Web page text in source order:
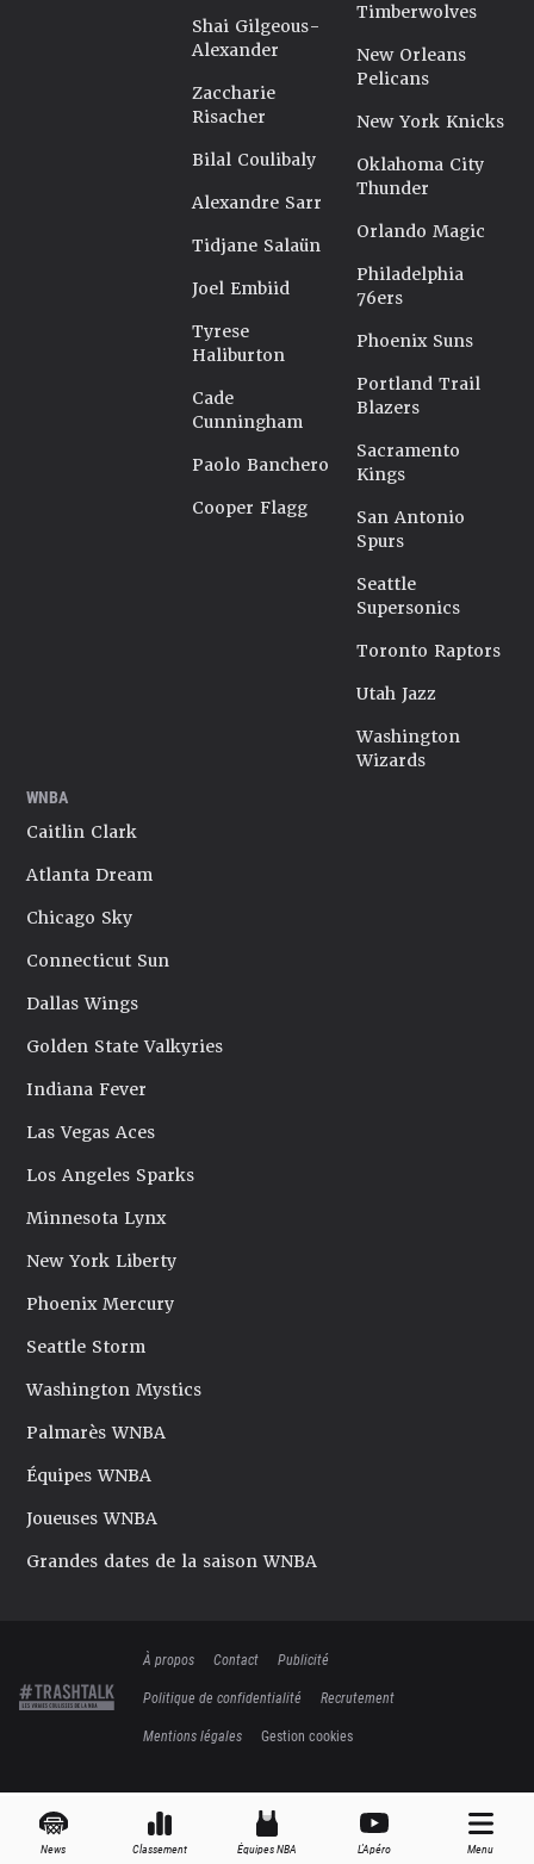
News Classement Équipes NBA L'Apéro Menu
Shai Gilgeous-
Alexander
Zaccharie
Risacher
Bilal Coulibaly
Alexandre Sarr
Tidjane Salaün
Joel Embiid
Tyrese
Haliburton
Cade
Cunningham
Paolo Banchero
Cooper Flagg
Timberwolves
New Orleans
Pelicans
New York Knicks
Oklahoma City
Thunder
Orlando Magic
Philadelphia
76ers
Phoenix Suns
Portland Trail
Blazers
Sacramento
Kings
San Antonio
Spurs
Seattle
Supersonics
Toronto Raptors
Utah Jazz
Washington
Wizards
WNBA
Caitlin Clark
Atlanta Dream
Chicago Sky
Connecticut Sun
Dallas Wings
Golden State Valkyries
Indiana Fever
Las Vegas Aces
Los Angeles Sparks
Minnesota Lynx
New York Liberty
Phoenix Mercury
Seattle Storm
Washington Mystics
Palmarès WNBA
Équipes WNBA
Joueuses WNBA
Grandes dates de la saison WNBA
À propos Contact
Publicité
Politique de confidentialité
Recrutement
Mentions légales
Gestion cookies